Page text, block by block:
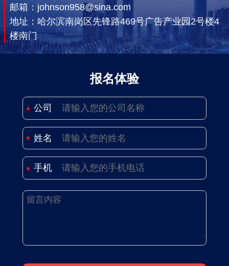
邮箱：johnson958@sina.com
地址：哈尔滨南岗区先锋路469号广告产业园2号楼4
楼南门
报名体验
公司
姓名
手机